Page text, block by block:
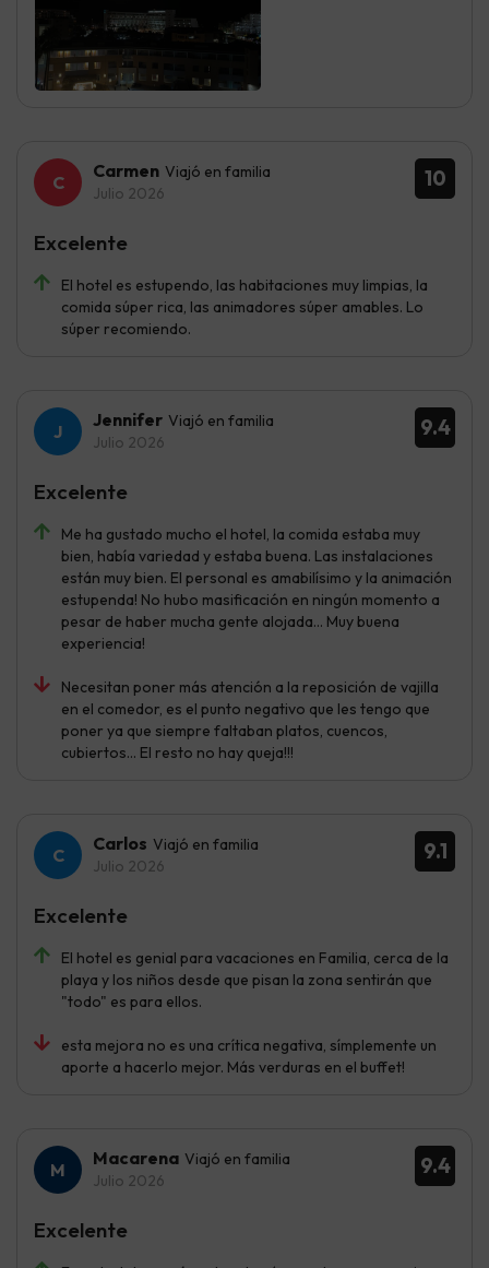
10
Carmen Viajó en familia
Julio 2026
El hotel es estupendo, las habitaciones muy limpias, la
comida súper rica, las animadores súper amables. Lo
súper recomiendo.
Excelente
9.4
Jennifer Viajó en familia
Julio 2026
Me ha gustado mucho el hotel, la comida estaba muy
bien, había variedad y estaba buena. Las instalaciones
están muy bien. El personal es amabilísimo y la animación
estupenda! No hubo masificación en ningún momento a
pesar de haber mucha gente alojada... Muy buena
experiencia!
Necesitan poner más atención a la reposición de vajilla
en el comedor, es el punto negativo que les tengo que
poner ya que siempre faltaban platos, cuencos,
cubiertos... El resto no hay queja!!!
Excelente
9.1
Carlos Viajó en familia
Julio 2026
El hotel es genial para vacaciones en Familia, cerca de la
playa y los niños desde que pisan la zona sentirán que
"todo" es para ellos.
esta mejora no es una crítica negativa, símplemente un
aporte a hacerlo mejor. Más verduras en el buffet!
Excelente
9.4
Macarena Viajó en familia
Julio 2026
Excelente